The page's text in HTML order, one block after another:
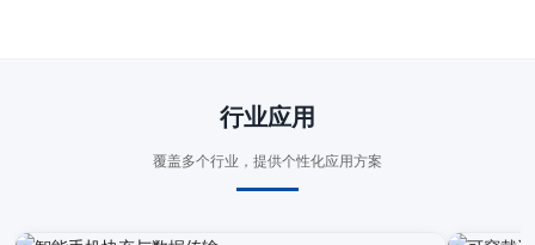
行业应用
覆盖多个行业，提供个性化应用方案